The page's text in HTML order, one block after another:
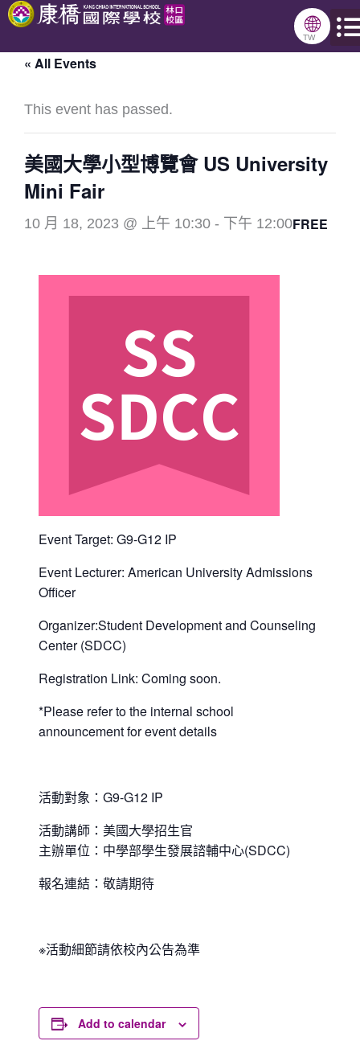
跳
🌐
TW
« All Events
This event has passed.
美國大學小型博覽會 US University
Mini Fair
10 月 18, 2023 @ 上午 10:30- 下午 12:00FREE
Event Target: G9-G12 IP
Event Lecturer: American University Admissions
Officer
Organizer:Student Development and Counseling
Center (SDCC)
Registration Link: Coming soon.
*Please refer to the internal school
announcement for event details
活動對象：G9-G12 IP
活動講師：美國大學招生官
主辦單位：中學部學生發展諮輔中心(SDCC)
報名連結：敬請期待
※活動細節請依校內公告為準
Add to calendar